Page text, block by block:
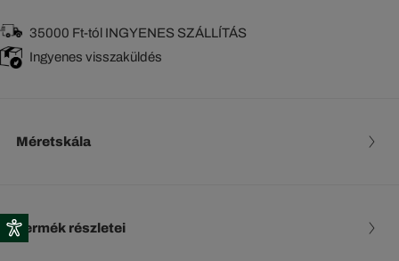
35000 Ft-tól INGYENES SZÁLLÍTÁS
Ingyenes visszaküldés
Méretskála
Termék részletei